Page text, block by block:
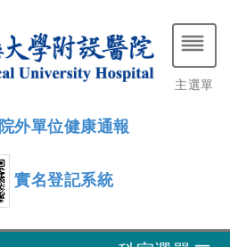
院外單位健康通報
實名登記系統
主選單